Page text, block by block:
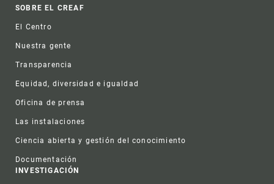
Footer
SOBRE EL CREAF
El Centro
Nuestra gente
Transparencia
Equidad, diversidad e igualdad
Oficina de prensa
Las instalaciones
Ciencia abierta y gestión del conocimiento
Documentación
INVESTIGACIÓN